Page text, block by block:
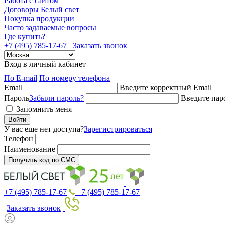
Договоры Белый свет
Покупка продукции
Часто задаваемые вопросы
Где купить?
+7 (495) 785-17-67
Заказать звонок
Вход в личный кабинет
По E-mail По номеру телефона
Email
Введите корректный Email
ПарольЗабыли пароль?
Введите
Запомнить меня
Войти
У вас еще нет доступа?Зарегистрироваться
Телефон
Наименование
Получить код по СМС
+7 (495) 785-17-67
+7 (495) 785-17-67
Заказать звонок